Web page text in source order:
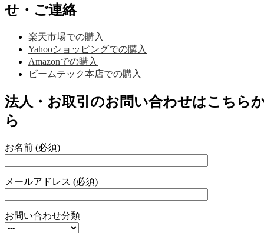
せ・ご連絡
楽天市場での購入
Yahooショッピングでの購入
Amazonでの購入
ビームテック本店での購入
法人・お取引のお問い合わせはこちら
ら
お名前 (必須)
メールアドレス (必須)
お問い合わせ分類